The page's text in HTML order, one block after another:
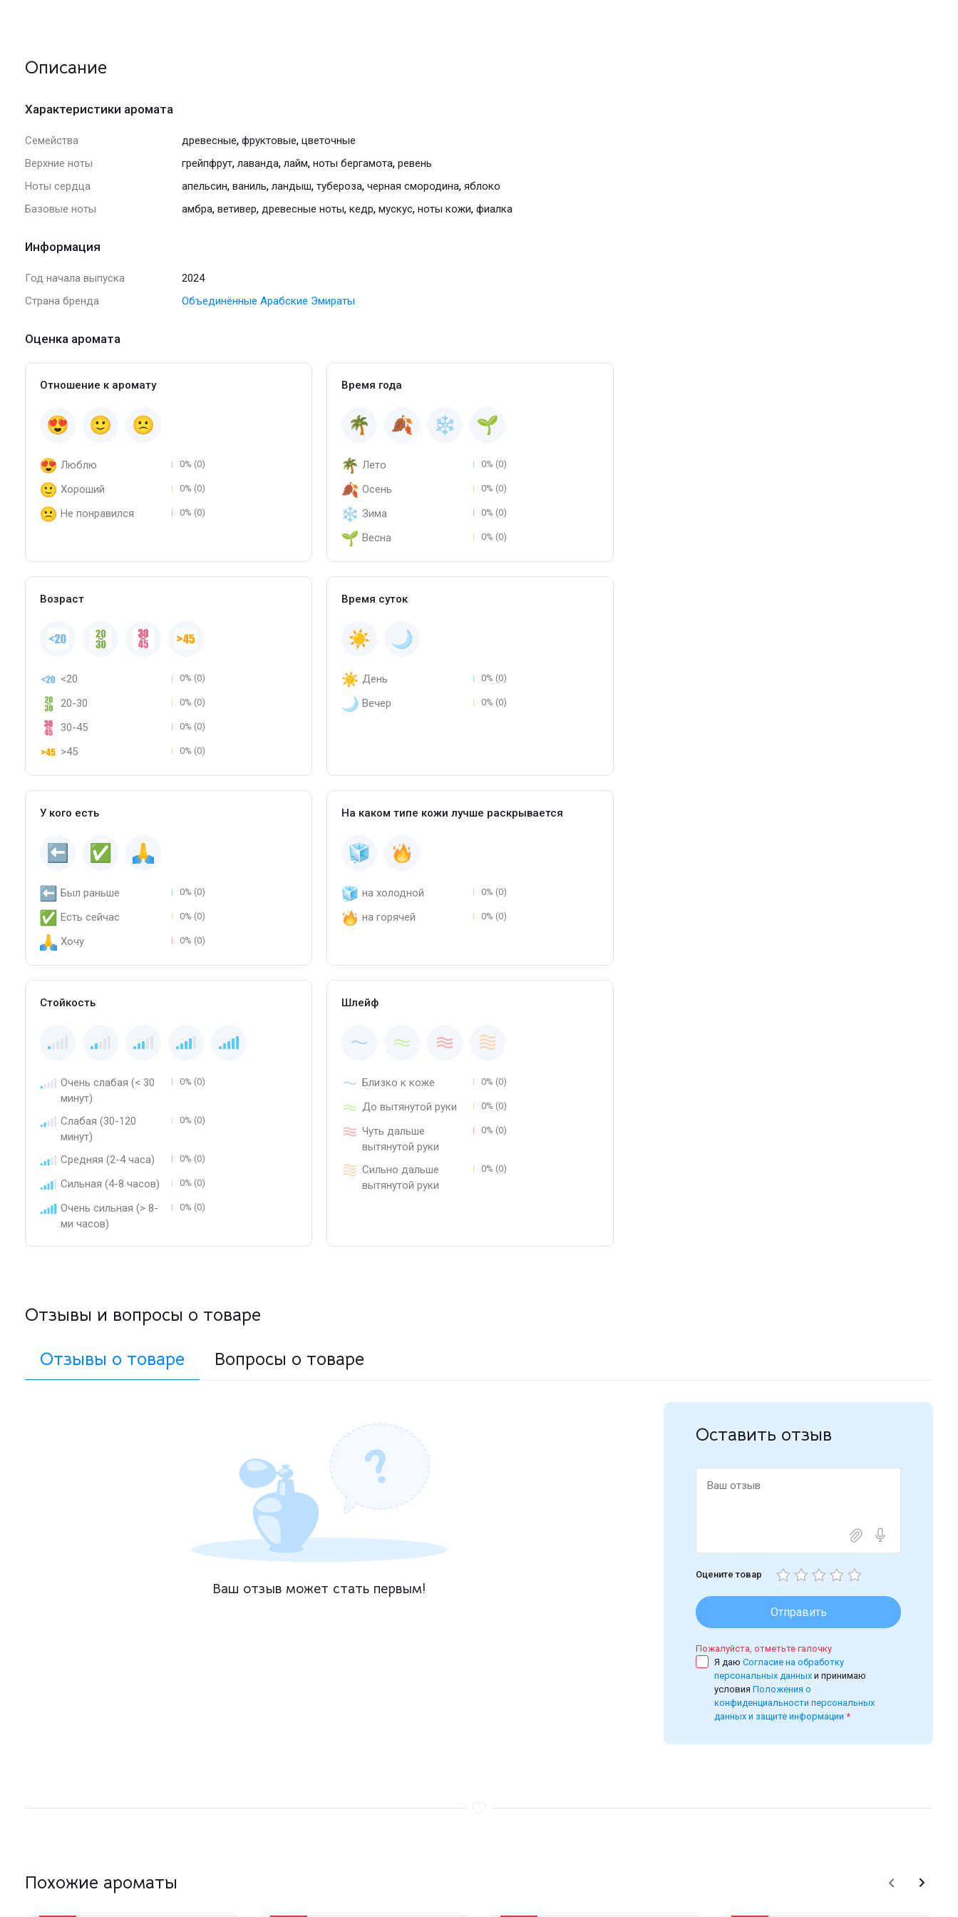
Описание
Характеристики аромата
Семейства древесные, фруктовые, цветочные
Верхние ноты
грейпфрут, лаванда, лайм, ноты бергамота, ревень
Ноты сердца
апельсин, ваниль, ландыш, тубероза, черная смородина, яблоко
Базовые ноты
амбра, ветивер, древесные ноты, кедр, мускус, ноты кожи, фиалка
Информация
Год начала выпуска
2024
Страна бренда
Объединённые Арабские Эмираты
Оценка аромата
Отношение к аромату
Люблю 0% (0)
Хороший 0% (0)
Не понравился 0% (0)
Время года
Лето 0% (0)
Осень 0% (0)
Зима 0% (0)
Весна 0% (0)
Возраст
<20 0% (0)
20-30 0% (0)
30-45 0% (0)
>45 0% (0)
Время суток
День 0% (0)
Вечер 0% (0)
У кого есть
Был раньше 0% (0)
Есть сейчас 0% (0)
Хочу 0% (0)
На каком типе кожи лучше раскрывается
на холодной 0% (0)
на горячей 0% (0)
Стойкость
Очень слабая (< 30
минут)
0% (0)
Слабая (30-120
минут)
0% (0)
Средняя (2-4 часа) 0% (0)
Сильная (4-8 часов) 0% (0)
Очень сильная (> 8-
ми часов)
0% (0)
Шлейф
Близко к коже 0% (0)
До вытянутой руки 0% (0)
Чуть дальше
вытянутой руки
0% (0)
Сильно дальше
вытянутой руки
0% (0)
Отзывы и вопросы о товаре
Отзывы о товаре
Вопросы о товаре
Ваш отзыв может стать первым!
Оставить отзыв
Оцените товар
Отправить
Пожалуйста, отметьте галочку
Я даюСогласие на обработку
персональных данныхи принимаю
условияПоложения о
конфиденциальности персональных
данных и защите информации *
Похожие ароматы